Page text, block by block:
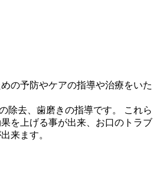
の予防やケアの指導や治療をいた
除去、歯磨きの指導です。 これら
を上げる事が出来、お口のトラブ
来ます。